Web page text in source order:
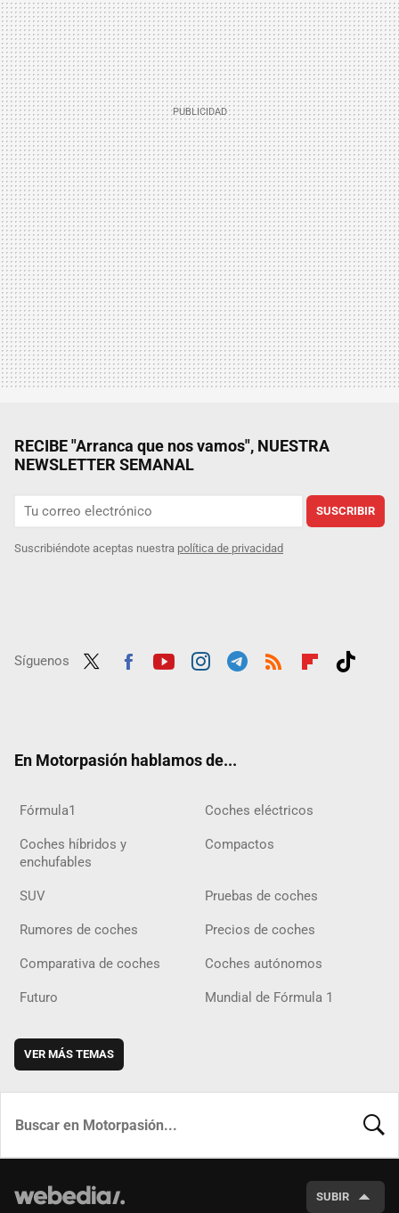
RECIBE "Arranca que nos vamos", NUESTRA
NEWSLETTER SEMANAL
SUSCRIBIR
Suscribiéndote aceptas nuestra política de privacidad
Síguenos
En Motorpasión hablamos de...
Fórmula1 Coches eléctricos
Coches híbridos y
enchufables
Compactos
SUV Pruebas de coches
Rumores de coches Precios de coches
Comparativa de coches Coches autónomos
Futuro Mundial de Fórmula 1
VER MÁS TEMAS
SUBIR